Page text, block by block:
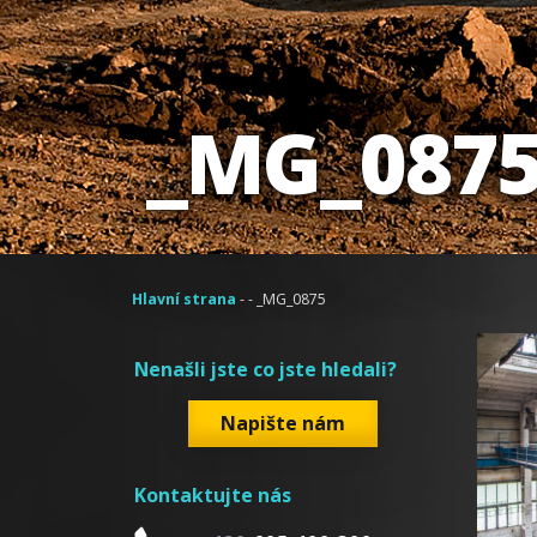
Hlavní strana - - _MG_0875
Nenašli jste co jste hledali?
Napište nám
Kontaktujte nás